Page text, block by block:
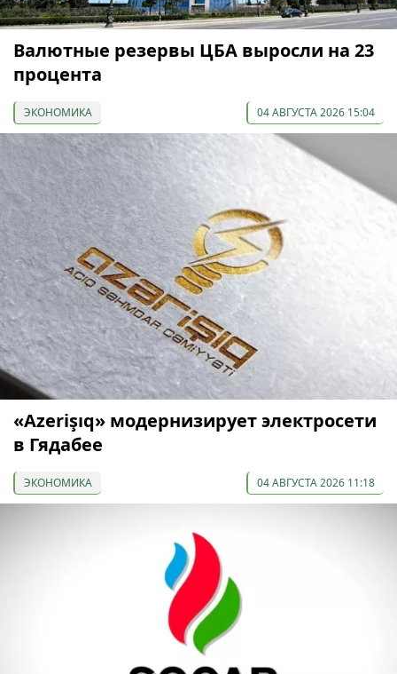
Валютные резервы ЦБА выросли на 23
процента
ЭКОНОМИКА 04 АВГУСТА 2026 15:04
«Azerişıq» модернизирует электросети
в Гядабее
ЭКОНОМИКА 04 АВГУСТА 2026 11:18